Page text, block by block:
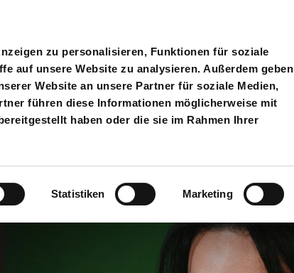
zu personalisieren, Funktionen für soziale
auf unsere Website zu analysieren. Außerdem geben
Website an unsere Partner für soziale Medien,
führen diese Informationen möglicherweise mit
haben oder die sie im Rahmen Ihrer
Statistiken Marketing
search input Suche Anmelden Anmeldung